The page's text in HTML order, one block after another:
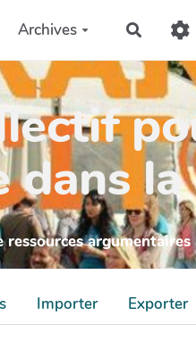
Archives
dans
ressources argumentaires
Importer Exporter